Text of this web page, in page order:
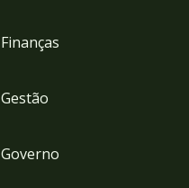
Finanças
Gestão
Governo